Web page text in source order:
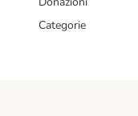
Categorie